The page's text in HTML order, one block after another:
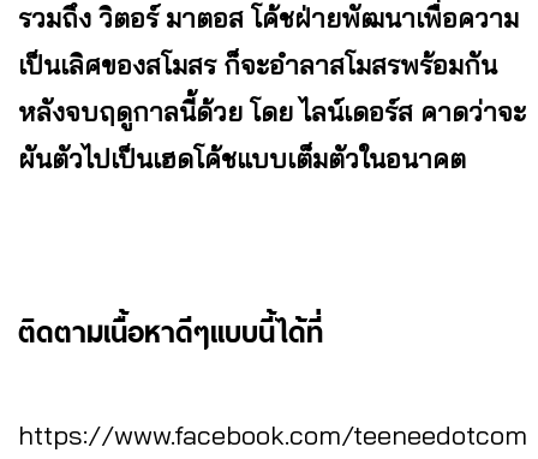
รวมถึง วิตอร์ มาตอส โค้ชฝ่ายพัฒนาเพื่อความ
เป็นเลิศของสโมสร ก็จะอำลาสโมสรพร้อมกัน
หลังจบฤดูกาลนี้ด้วย โดย ไลน์เดอร์ส คาดว่าจะ
ผันตัวไปเป็นเฮดโค้ชแบบเต็มตัวในอนาคต
ติดตามเนื้อหาดีๆแบบนี้ได้ที่
https://www.facebook.com/teeneedotcom